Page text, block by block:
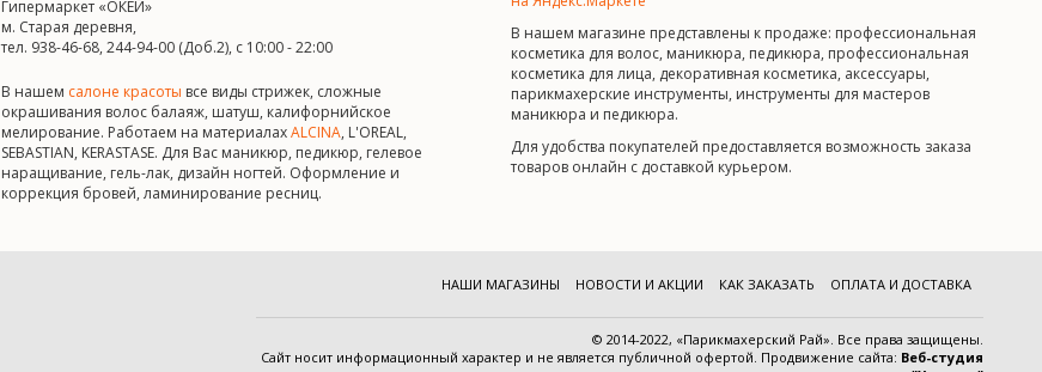
Гипермаркет «ОКЕЙ»
м. Старая деревня,
тел. 938-46-68, 244-94-00 (Доб.2), c 10:00 - 22:00
В нашем салоне красоты все виды стрижек, сложные
окрашивания волос балаяж, шатуш, калифорнийское
мелирование. Работаем на материалахALCINA, L'OREAL,
SEBASTIAN, KERASTASE. Для Вас маникюр, педикюр, гелевое
наращивание, гель-лак, дизайн ногтей. Оформление и
коррекция бровей, ламинирование ресниц.
В нашем магазине представлены к продаже: профессиональная
косметика для волос, маникюра, педикюра, профессиональная
косметика для лица, декоративная косметика, аксессуары,
парикмахерские инструменты, инструменты для мастеров
маникюра и педикюра.
Для удобства покупателей предоставляется возможность заказа
товаров онлайн с доставкой курьером.
НАШИ МАГАЗИНЫ НОВОСТИ И АКЦИИ КАК ЗАКАЗАТЬ ОПЛАТА И ДОСТАВКА
© 2014-2022, «Парикмахерский Рай». Все права защищены.
Cайт носит информационный характер и не является публичной офертой. Продвижение сайта: Веб-студия